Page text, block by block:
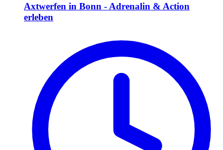
Axtwerfen in Bonn - Adrenalin & Action
erleben